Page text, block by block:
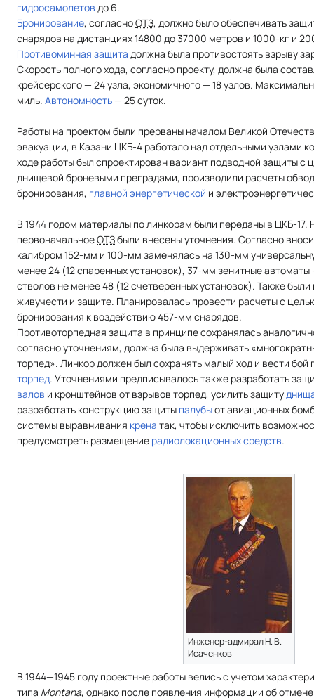
гидросамолетов до 6.
Бронирование, согласноОТЗ, должно было обеспечивать
снарядов на дистанциях 14800 до 37000 метров и 1000-кг и
Противоминная защита должна была противостоять взрыву
Скорость полного хода, согласно проекту, должна была
крейсерского — 24 узла, экономичного — 18 узлов.
миль. Автономность— 25 суток.
Работы на проектом были прерваны началом Великой
эвакуации, в Казани ЦКБ-4 работало над отдельными узлами
ходе работы был спроектирован вариант подводной защиты с
днищевой броневыми преградами, производили расчеты
бронирования, главной энергетической и
В 1944 годом материалы по линкорам были переданы в ЦКБ-17.
первоначальноеОТЗбыли внесены уточнения. Согласно
калибром 152-мм и 100-мм заменялась на 130-мм
менее 24 (12 спаренных установок), 37-мм зенитные
стволов не менее 48 (12 счетверенных установок). Также
живучести и защите. Планировалась провести расчеты с
бронирования к воздействию 457-мм снарядов.
Противоторпедная защита в принципе сохранялась
согласно уточнениям, должна была выдерживать
торпед». Линкор должен был сохранять малый ход и вести
торпед. Уточнениями предписывалось также разработать
валов и кронштейнов от взрывов торпед, усилить защиту
разработать конструкцию защиты палубыот авиационных
системы выравнивания крена так, чтобы исключить
предусмотреть размещение радиолокационных средств.
Инженер-адмирал Н. В.
Исаченков
В 1944—1945 году проектные работы велись с учетом
типа Montana, однако после появления информации об